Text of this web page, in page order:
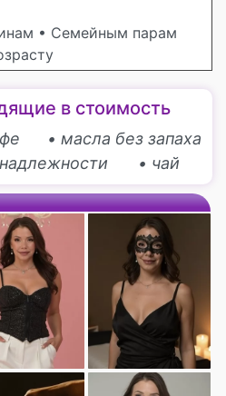
• Семейным парам
в стоимость
• масла без запаха
• чай